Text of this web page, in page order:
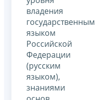
владения
государственным
языком
Российской
Федерации
(русским
языком),
знаниями